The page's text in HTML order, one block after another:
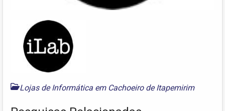
Lojas de Informática em Cachoeiro de Itapemirim